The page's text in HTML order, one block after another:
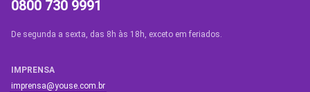
0800 730 9991
De segunda a sexta, das 8h às 18h, exceto em feriados.
IMPRENSA
imprensa@youse.com.br